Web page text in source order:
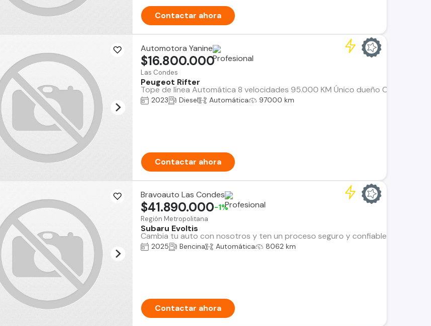
Contactar ahora
Automotora Yanine
Las Condes
Peugeot Rifter
Tope de línea Automática 8 velocidades 95.000 KM Único dueño Capacidad
$16.800.000
2023 Diesel Automática 97000 km
Contactar ahora
Bravoauto Las Condes
Región Metropolitana
Subaru Evoltis
Cambia tu auto con nosotros y ten un proceso seguro y confiable. Encuentra
$41.890.000-1%
2025 Bencina Automática 8062 km
Contactar ahora